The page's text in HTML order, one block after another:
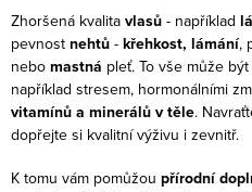
c
í
p
r
v
á
n
k
o
v
á
Zhoršená kvalita vlasů - například
pevnost nehtů - křehkost, lámání,
nebo mastná pleť. To vše může
například stresem, hormonálními
vitamínů a minerálů v těle.
dopřejte si kvalitní výživu i zevnitř.
K tomu vám pomůžou přírodní